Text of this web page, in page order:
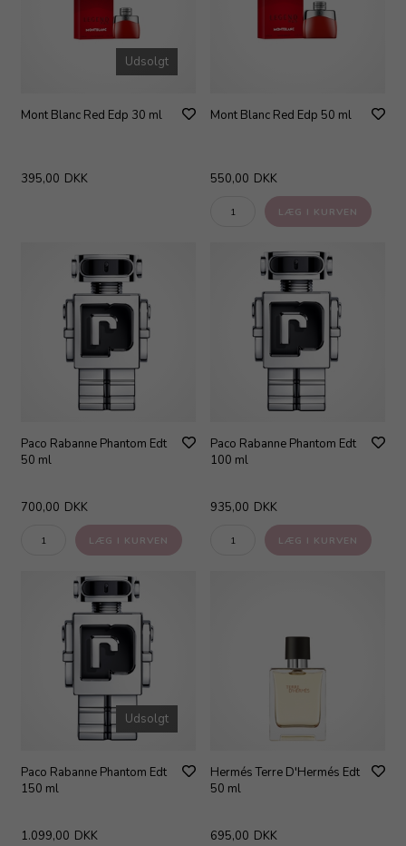
Udsolgt
Mont Blanc Red Edp 30 ml
395,00 DKK
Mont Blanc Red Edp 50 ml
550,00 DKK
Paco Rabanne Phantom Edt
50 ml
700,00 DKK
Paco Rabanne Phantom Edt
100 ml
935,00 DKK
Udsolgt
Paco Rabanne Phantom Edt
150 ml
1.099,00 DKK
Hermés Terre D'Hermés Edt
50 ml
695,00 DKK